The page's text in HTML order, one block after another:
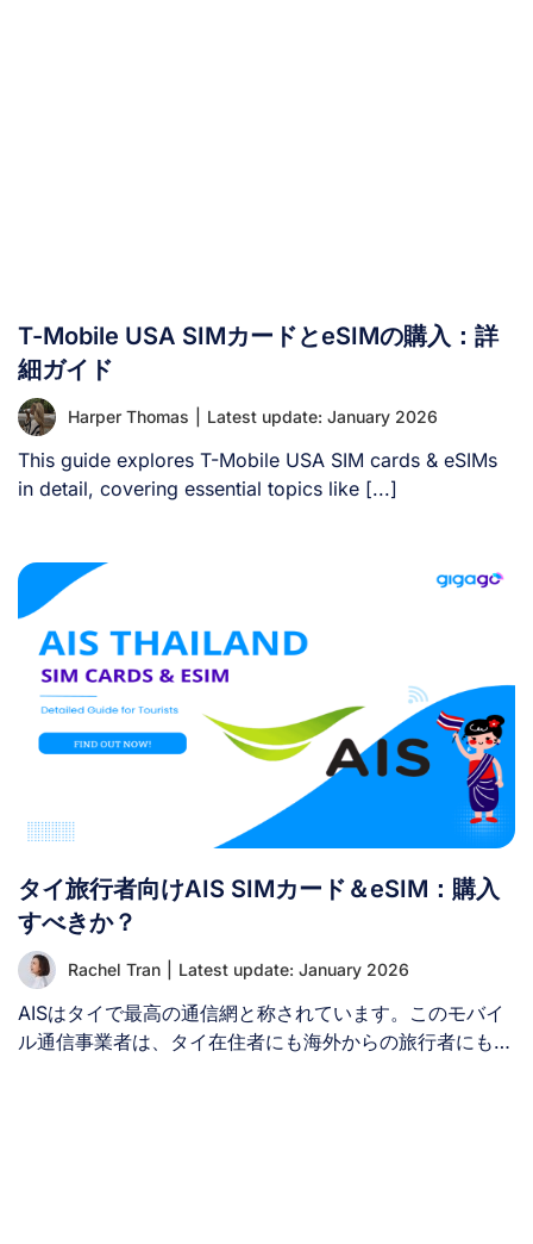
T-Mobile USA SIMカードとeSIMの購入：詳
細ガイド
Harper Thomas Latest update: January 2026
This guide explores T-Mobile USA SIM cards & eSIMs
in detail, covering essential topics like [...]
タイ旅行者向けAIS SIMカード＆eSIM：購入
すべきか？
Rachel Tran Latest update: January 2026
AISはタイで最高の通信網と称されています。このモバイ
ル通信事業者は、タイ在住者にも海外からの旅行者にも広